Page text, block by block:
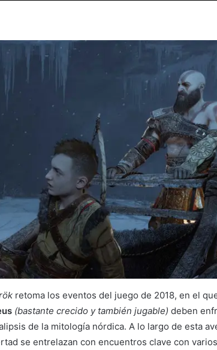
retoma los eventos del juego de 2018, en el
(bastante crecido y también jugable) deben
de la mitología nórdica. A lo largo de esta
se entrelazan con encuentros clave con